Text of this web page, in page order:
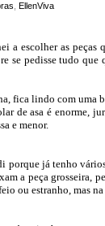
EllenViva
a escolher as
se pedisse tudo que
fica lindo com uma
de asa é enorme,
e menor.
porque já tenho
a peça grosseira,
ou estranho, mas